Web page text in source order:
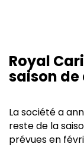
Royal
saison
La société a
reste de la
prévues en